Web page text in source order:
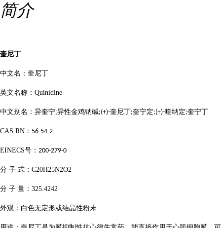
简介
奎尼丁
中文名：奎尼丁
英文名称： Quinidine
中文别名：异奎宁;异性金鸡钠碱;(+)-奎尼丁;奎宁定;(+)-喹纳定;奎宁丁
CAS RN ： 56-54-2
EINECS号： 200-279-0
分 子 式： C20H25N2O2
分 子 量： 325.4242
外观：白色无定形或结晶性粉末